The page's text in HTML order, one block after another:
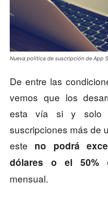
Nueva política de suscripción de App
De entre las
vemos que los
esta vía si y solo
suscripciones más de
este no podrá
dólares o el 50%
mensual.